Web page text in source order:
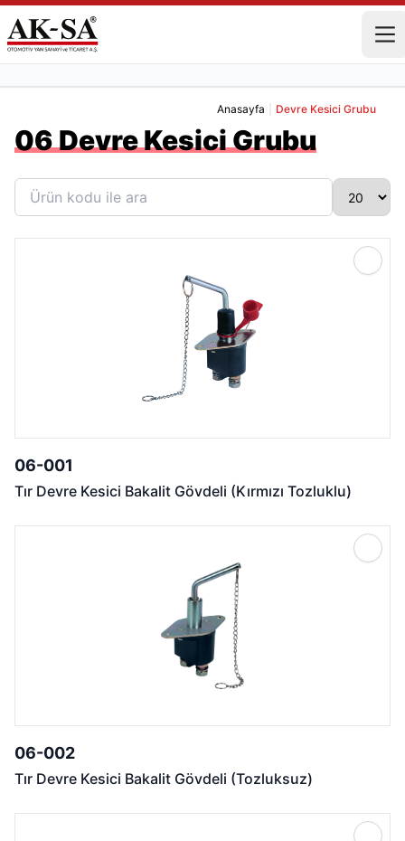
Anasayfa Devre Kesici Grubu
06 Devre Kesici Grubu
06-001
Tır Devre Kesici Bakalit Gövdeli (Kırmızı Tozluklu)
06-002
Tır Devre Kesici Bakalit Gövdeli (Tozluksuz)